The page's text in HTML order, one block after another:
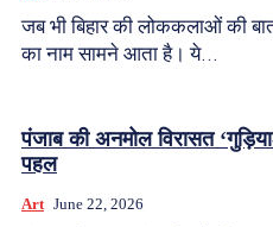
जब भी बिहार की लोककलाओं की
का नाम सामने आता है। ये...
पंजाब की अनमोल विरासत
पहल
Art June 22, 2026